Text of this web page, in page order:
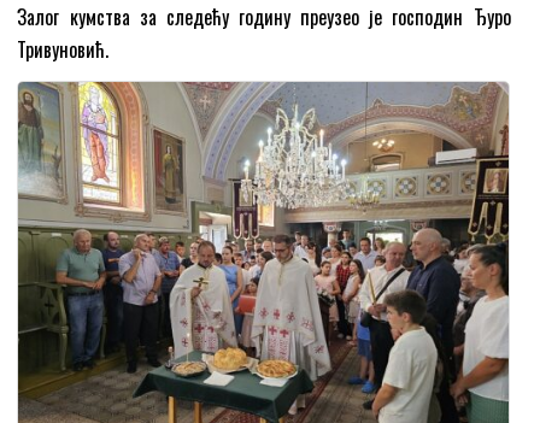
Залог кумства за следећу годину преузео је господин Ђуро
Тривуновић.